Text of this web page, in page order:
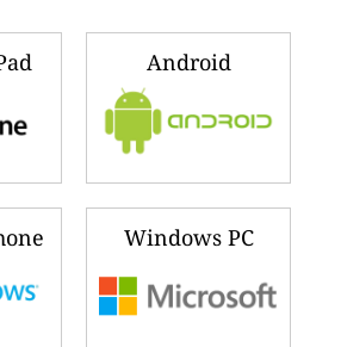
Android
Windows PC